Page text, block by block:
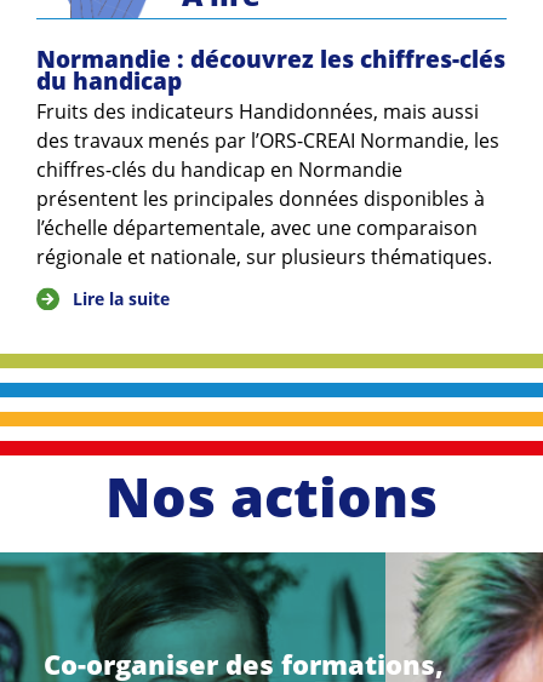
Normandie : découvrez les chiffres-clés
du handicap
Fruits des indicateurs Handidonnées, mais aussi
des travaux menés par l’ORS-CREAI Normandie, les
chiffres-clés du handicap en Normandie
présentent les principales données disponibles à
l’échelle départementale, avec une comparaison
régionale et nationale, sur plusieurs thématiques.
Lire la suite
Nos actions
Co-organiser des formations,
li
r
e